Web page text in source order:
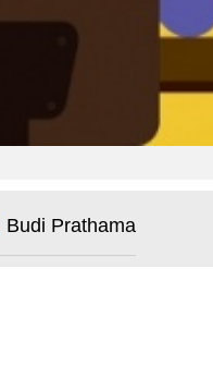
Budi Prathama